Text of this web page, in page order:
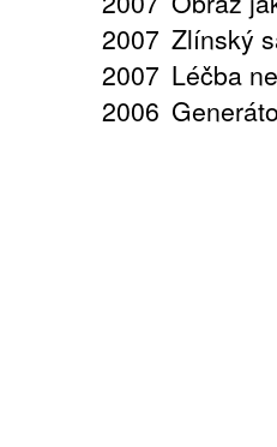
2007 Zlínský
2007 Léčba
2006